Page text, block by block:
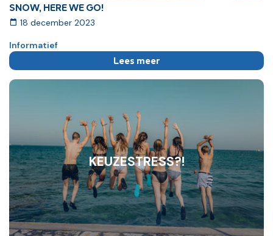
SNOW, HERE WE GO!
18 december 2023
Informatief
Lees meer
KEUZESTRESS?!